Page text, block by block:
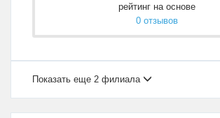
рейтинг на основе
0 отзывов
Показать еще 2 филиала